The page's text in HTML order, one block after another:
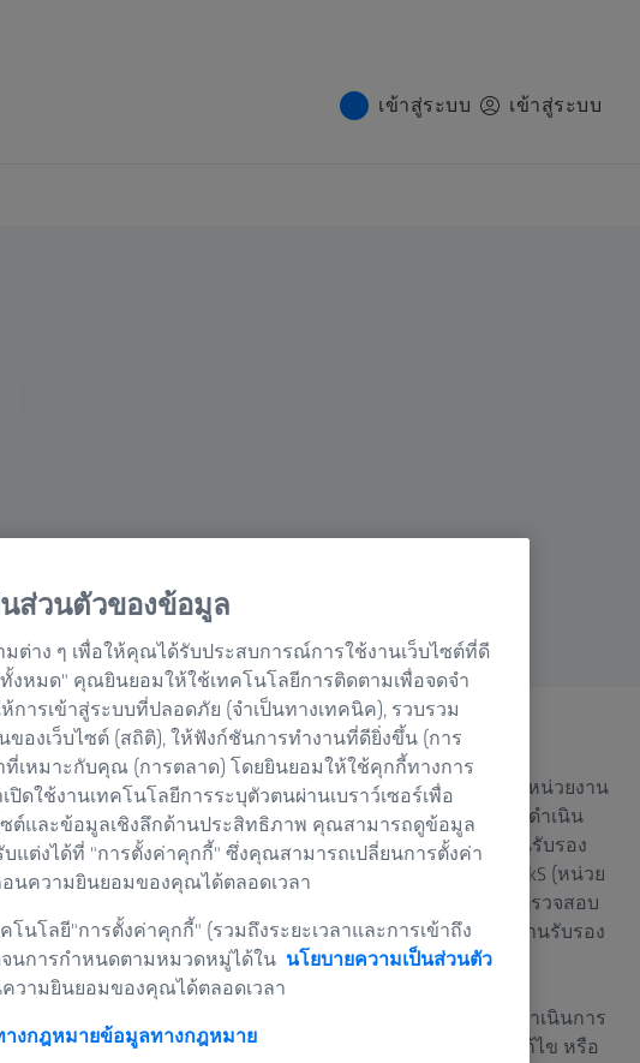
เข้าสู่ระบบ เข้าสู่ระบบ
นความสอดคล้อง เช่น ห้องปฏิบัติการทดสอบหรือสอบเทียบ หรือหน่วยงาน
ทคนิค ความน่าเชื่อถือ ความเป็นอิสระ และความซื่อสัตย์ในการดำเนิน
การรับรอง การตรวจสอบและยืนยันจะดำเนินการโดยหน่วยงานรับรอง
จในนามของรัฐ ในประเทศเยอรมนี บทบาทนี้จะอยู่ภายใต้ DAkkS (หน่วย
มาตรฐานต่างๆ เช่น DIN EN ISO/IEC 17020 สำหรับหน่วยงานตรวจสอบ
ทดสอบหรือสอบเทียบ หรือ DIN EN ISO/IEC 17065 สำหรับหน่วยงานรับรอง
รับรองอย่างเป็นทางการ
นุมัติแบบไม่จำกัดระยะเวลา อย่างไรก็ตาม หน่วยงานรับรองจะดำเนินการ
ไปตามข้อกำหนด หากไม่เป็นเช่นนั้น การรับรองอาจถูกจำกัด แก้ไข หรือ
ส่วนตัวของข้อมูล
มต่าง ๆ เพื่อให้คุณได้รับประสบการณ์การใช้งานเว็บไซต์ที่ดี
หมด" คุณยินยอมให้ใช้เทคโนโลยีการติดตามเพื่อจดจำ
การเข้าสู่ระบบที่ปลอดภัย (จำเป็นทางเทคนิค), รวบรวม
ของเว็บไซต์ (สถิติ), ให้ฟังก์ชันการทำงานที่ดียิ่งขึ้น (การ
ที่เหมาะกับคุณ (การตลาด) โดยยินยอมให้ใช้คุกกี้ทางการ
ดใช้งานเทคโนโลยีการระบุตัวตนผ่านเบราว์เซอร์เพื่อ
ซต์และข้อมูลเชิงลึกด้านประสิทธิภาพ คุณสามารถดูข้อมูล
บแต่งได้ที่ "การตั้งค่าคุกกี้" ซึ่งคุณสามารถเปลี่ยนการตั้งค่า
ความยินยอมของคุณได้ตลอดเวลา
โนโลยี"การตั้งค่าคุกกี้" (รวมถึงระยะเวลาและการเข้าถึง
นการกำหนดตามหมวดหมู่ได้ใน นโยบายความเป็นส่วนตัว
วามยินยอมของคุณได้ตลอดเวลา
งกฎหมายข้อมูลทางกฎหมาย